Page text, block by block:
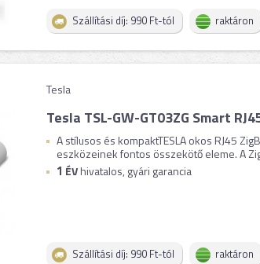
Szállítási díj: 990 Ft-tól raktáron
Tesla
Tesla TSL-GW-GT03ZG Smart
A stílusos és kompaktTESLA okos RJ45
eszközeinek fontos összekötő eleme. A
1 ÉVhivatalos, gyári garancia
Szállítási díj: 990 Ft-tól raktáron